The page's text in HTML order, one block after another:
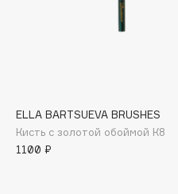
by TERRY
ELLA BARTSUEVA BRUSHES
Кисть с золотой обоймой К8
1100 ₽